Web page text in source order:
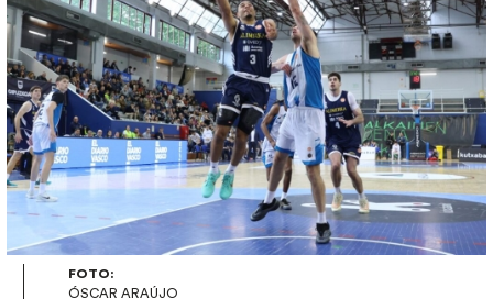
FOTO:
ÓSCAR ARAÚJO